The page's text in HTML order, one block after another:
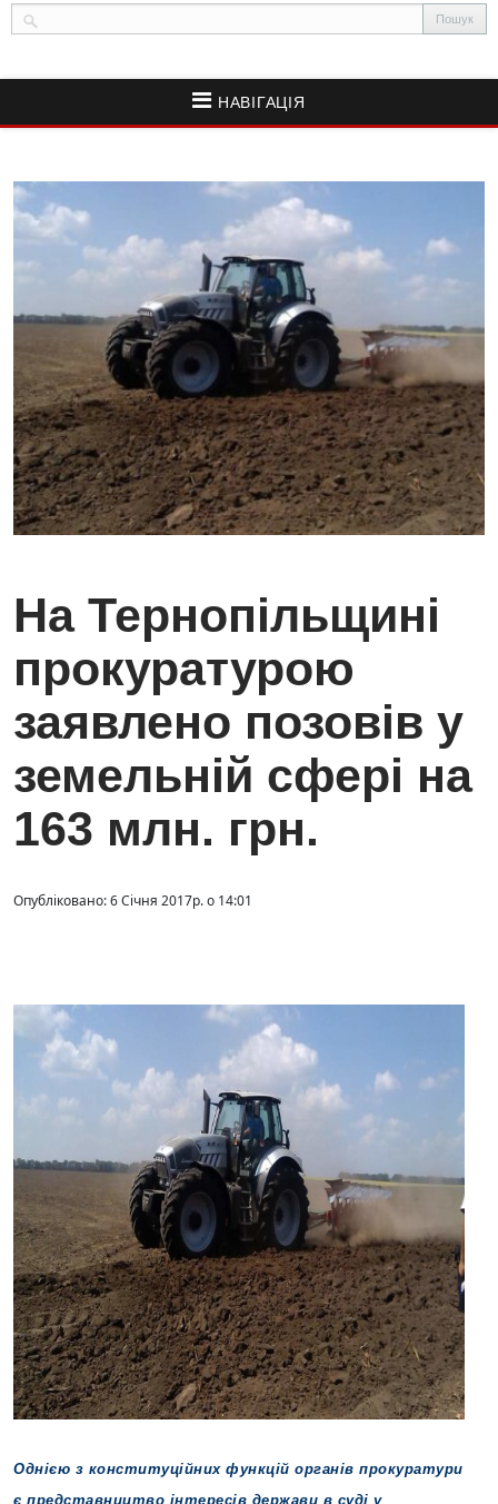
НАВІГАЦІЯ
На Тернопільщині
прокуратурою
заявлено позовів у
земельній сфері на
163 млн. грн.
Опубліковано: 6 Січня 2017р. о 14:01
Однією з конституційних функцій органів прокуратури
є представництво інтересів держави в суді у